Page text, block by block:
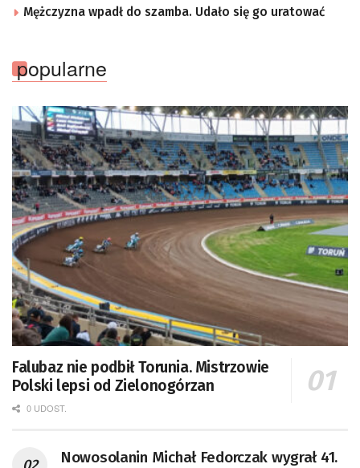
Mężczyzna wpadł do szamba. Udało się go uratować
popularne
Falubaz nie podbił Torunia. Mistrzowie
Polski lepsi od Zielonogórzan
0 UDOST.
Nowosolanin Michał Fedorczak wygrał 41.